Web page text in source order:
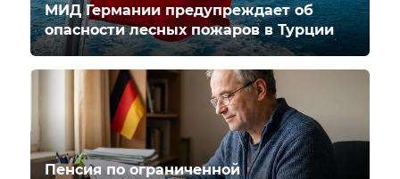
МИД Германии предупреждает об
опасности лесных пожаров в Турции
Пенсия по ограниченной